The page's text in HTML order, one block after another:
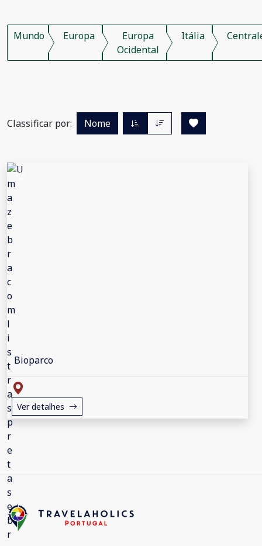
Mundo Europa
Europa
Ocidental
Itália
Classificar por: Nome
Bioparco
Ver detalhes